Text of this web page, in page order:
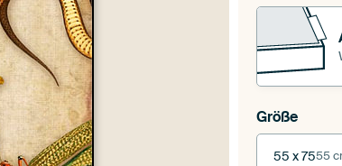
Größe
55 x 7555